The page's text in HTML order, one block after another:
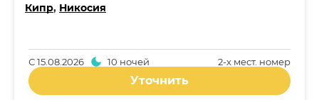
Кипр, Никосия
2-x мест. номер
С15.08.2026 10 ночей
Уточнить